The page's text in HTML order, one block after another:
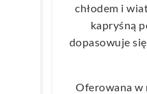
chłodem i
kapryśną
dopasowuje
Oferowana w